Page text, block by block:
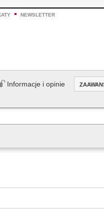
NEWSLETTER
Informacje i opinie